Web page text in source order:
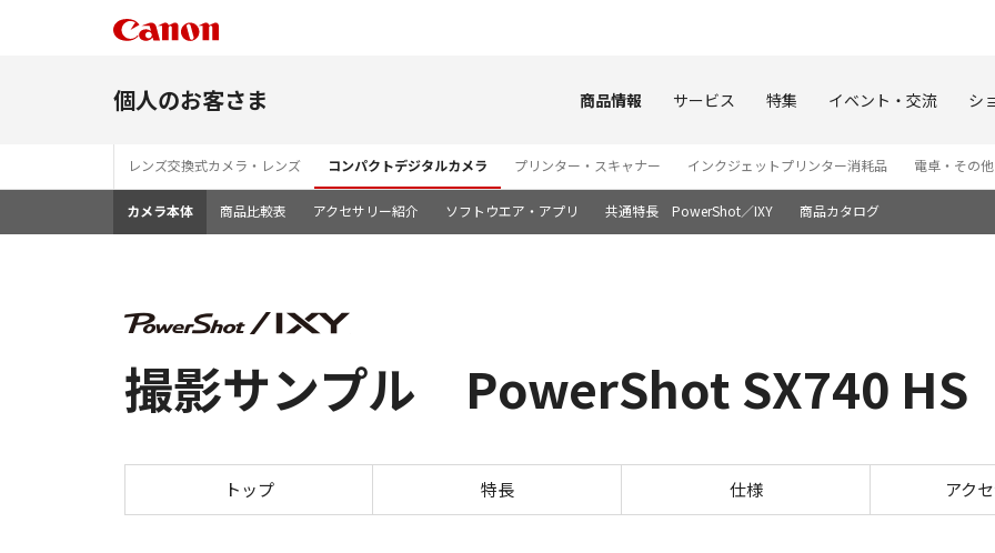
個人のお客さま 商品情報 サービス 特集 イベント・交流 シ
レンズ交換式カメラ・レンズ コンパクトデジタルカメラ プリンター・スキャナー インクジェットプリンター消耗品 電卓・その
カメラ本体 商品比較表 アクセサリー紹介 ソフトウエア・アプリ 共通特長 PowerShot／IXY 商品カタログ
撮影サンプル PowerShot SX740 HS
撮影サンプル PowerShot
トップ 特長 仕様 アク